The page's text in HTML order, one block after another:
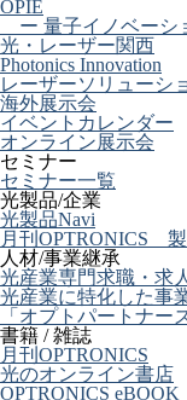
OPIE
ー 量子イノベーシ
光・レーザー関西
Photonics Innovation
レーザーソリューシ
海外展示会
イベントカレンダー
オンライン展示会
セミナー
セミナー一覧
光製品/企業
光製品Navi
月刊OPTRONICS
人材/事業継承
光産業専門求職・求
光産業に特化した事
「オプトパートナー
書籍 / 雑誌
月刊OPTRONICS
光のオンライン書店
OPTRONICS eBOOK